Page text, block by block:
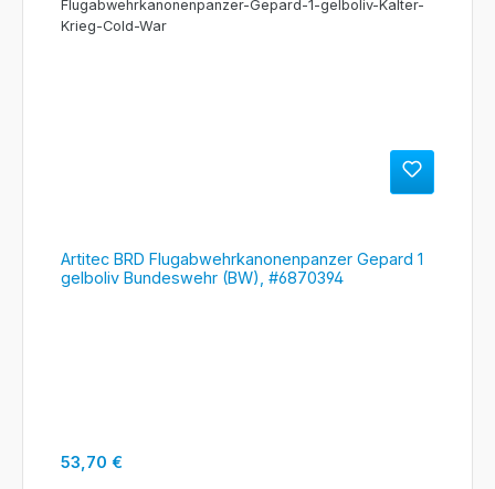
Artitec BRD Flugabwehrkanonenpanzer Gepard 1
gelboliv Bundeswehr (BW), #6870394
Regulärer Preis:
53,70 €